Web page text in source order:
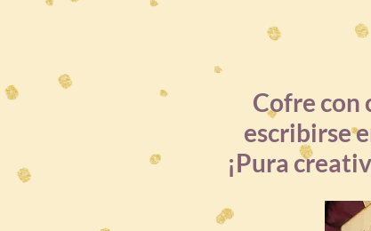
Cofre con
escribirse
¡Pura